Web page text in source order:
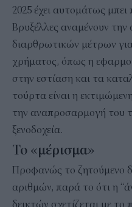
2025 έχει αυτομάτως μπει
Βρυξέλλες αναμένουν
διαρθρωτικών μέτρων
χρήματος, όπως η
στην εστίαση και τα
τούρτα είναι η
την αναπροσαρμογή του
ξενοδοχεία.
Το «μέρισμα»
Προφανώς το ζητούμενο
αριθμών, παρά το ότι η
δεικτών σχετίζεται με το